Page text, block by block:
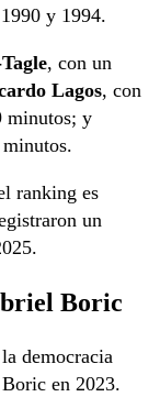
y 1994.
, con un
Lagos, con
minutos; y
ranking es
un
Boric
democracia
en 2023.